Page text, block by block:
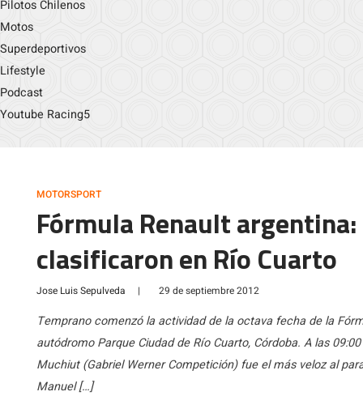
Pilotos Chilenos
Motos
Superdeportivos
Lifestyle
Podcast
Youtube Racing5
MOTORSPORT
Fórmula Renault
clasificaron en Río Cuarto
Jose Luis Sepulveda | 29 de septiembre 2012
Temprano comenzó la actividad de la octava fecha de la
autódromo Parque Ciudad de Río Cuarto, Córdoba. A las
Muchiut (Gabriel Werner Competición) fue el más veloz al
Manuel […]